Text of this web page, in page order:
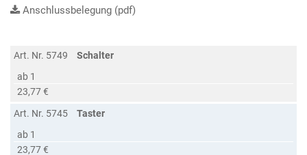
Anschlussbelegung (pdf)
Art. Nr. 5749
Schalter
ab 1
23,77 €
Art. Nr. 5745
Taster
ab 1
23,77 €